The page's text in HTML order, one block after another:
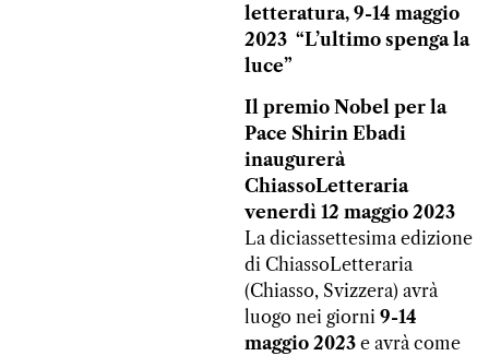
letteratura, 9-14 maggio
2023 “L’ultimo spenga la
luce”
Il premio Nobel per la
Pace Shirin Ebadi
inaugurerà
ChiassoLetteraria
venerdì 12 maggio 2023
La diciassettesima edizione
di ChiassoLetteraria
(Chiasso, Svizzera) avrà
luogo nei giorni 9-14
maggio 2023 e avrà come